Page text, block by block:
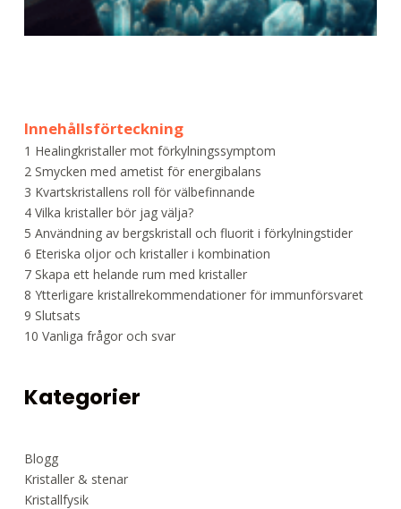
Innehållsförteckning
1 Healingkristaller mot förkylningssymptom
2 Smycken med ametist för energibalans
3 Kvartskristallens roll för välbefinnande
4 Vilka kristaller bör jag välja?
5 Användning av bergskristall och fluorit i förkylningstider
6 Eteriska oljor och kristaller i kombination
7 Skapa ett helande rum med kristaller
8 Ytterligare kristallrekommendationer för immunförsvaret
9 Slutsats
10 Vanliga frågor och svar
Kategorier
Blogg
Kristaller & stenar
Kristallfysik